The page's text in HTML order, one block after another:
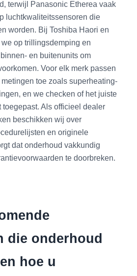
terwijl Panasonic Etherea vaak
luchtkwaliteitssensoren die
worden. Bij Toshiba Haori en
op trillingsdemping en
en buitenunits om
Voor elk merk passen
toe zoals superheating-
en we checken of het juiste
Als officieel dealer
beschikken wij over
en originele
dat onderhoud vakkundig
te doorbreken.
die onderhoud
hoe u